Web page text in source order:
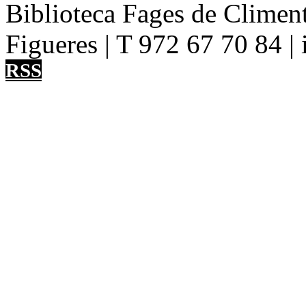
Biblioteca Fages de
Figueres | T 972 67 70 84
RSS